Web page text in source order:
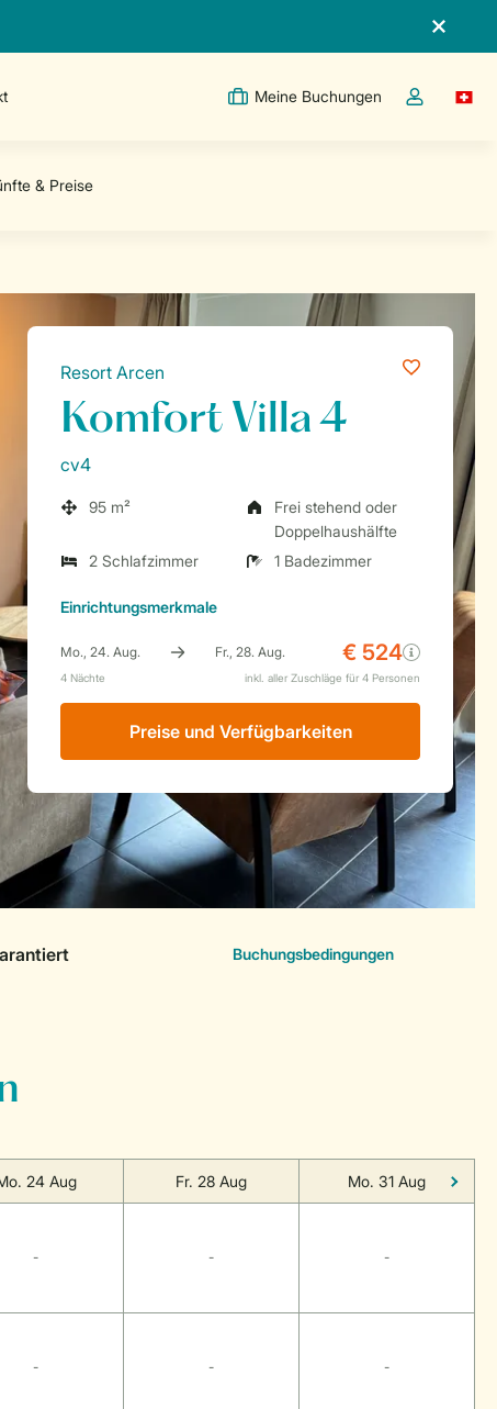
Meine Buchungen
Dropdown-
Resort Arcen
Komfort Villa 4
cv4
95 m²
Frei stehend oder
Doppelhaushälfte
2 Schlafzimmer
1 Badezimmer
Einrichtungsmerkmale
Preise und Verfügbarkeiten
24 Aug Fr. 28 Aug Mo. 31 Aug
- - -
- - -